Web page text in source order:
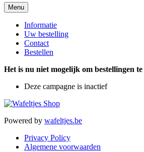
Menu
Informatie
Uw bestelling
Contact
Bestellen
Het is nu niet mogelijk om bestellingen te
Deze campagne is inactief
Powered by wafeltjes.be
Privacy Policy
Algemene voorwaarden